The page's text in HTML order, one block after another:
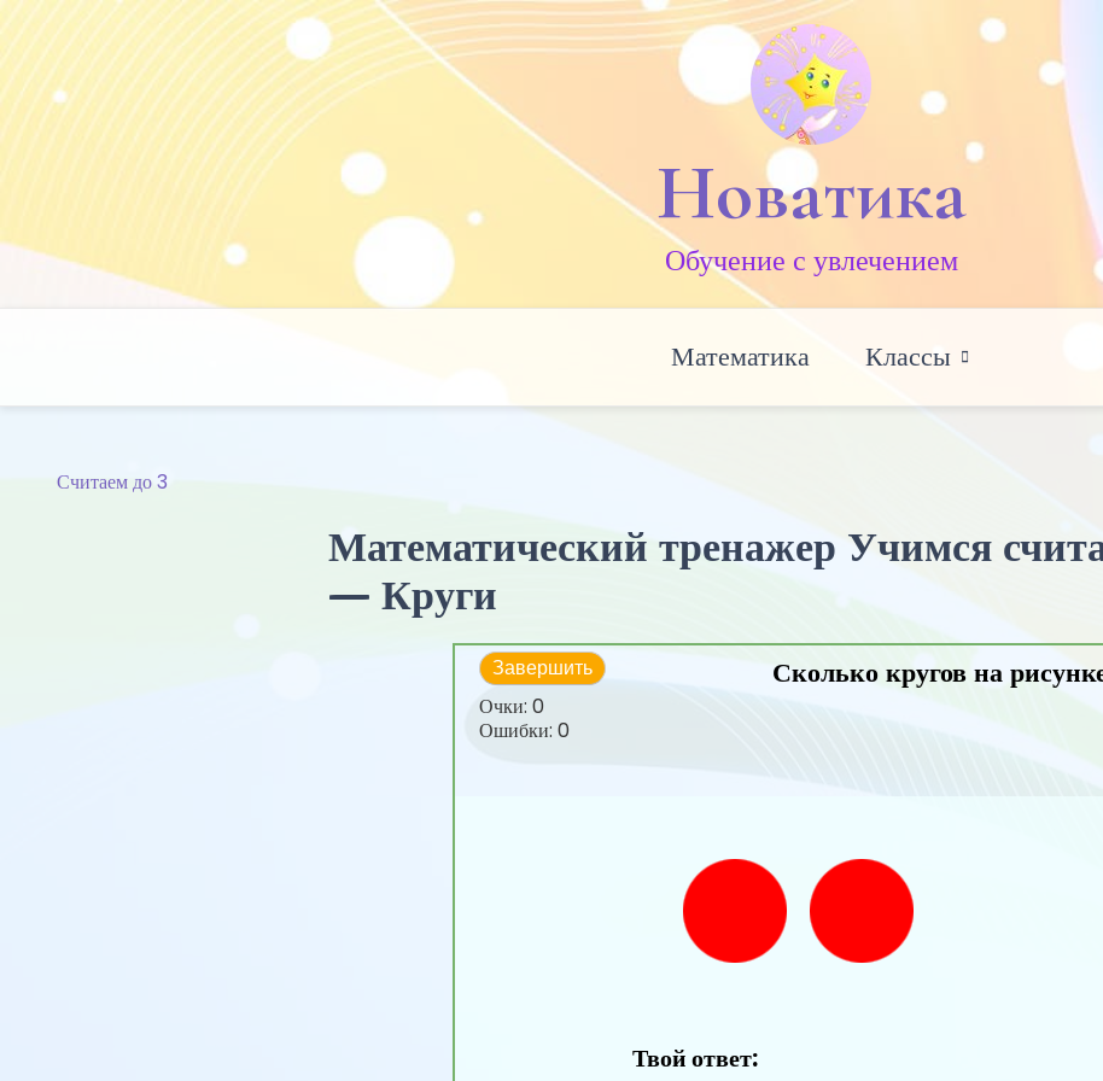
Skip
to
content
Новатика
Обучение c увлечением
Математика Классы
Считаем до 3
Математический тренажер Учимся
— Круги
Завершить
Очки: 0
Ошибки: 0
Сколько кругов на
Твой ответ: